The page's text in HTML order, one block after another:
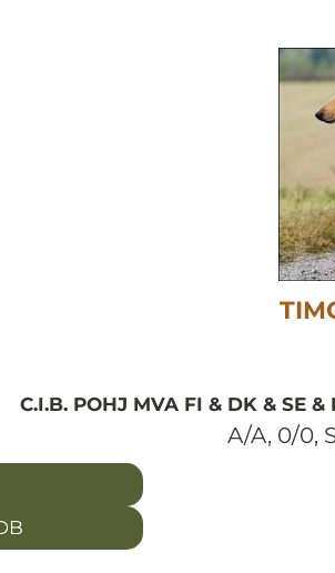
C.I.B. POHJ MVA FI & DK & SE &
A/A, 0/0,